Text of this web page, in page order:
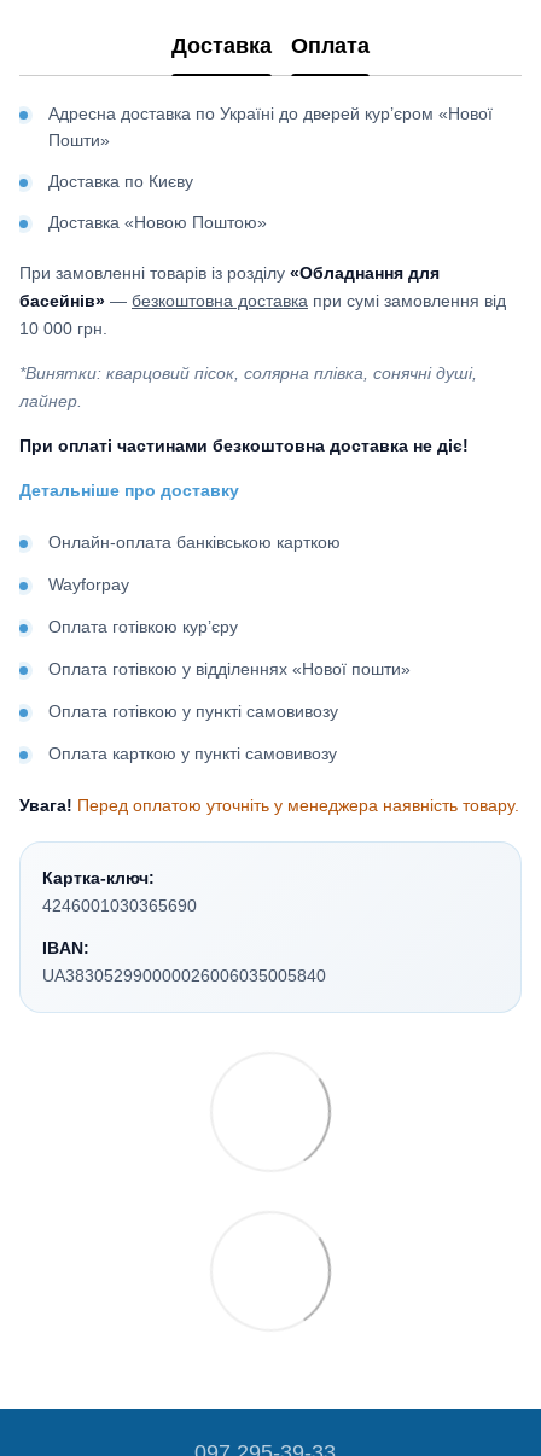
Доставка Оплата
Адресна доставка по Україні до дверей кур’єром «Нової
Пошти»
Доставка по Києву
Доставка «Новою Поштою»
При замовленні товарів із розділу «Обладнання для
басейнів» — безкоштовна доставка при сумі замовлення від
10 000 грн.
*Винятки: кварцовий пісок, солярна плівка, сонячні душі,
лайнер.
При оплаті частинами безкоштовна доставка не діє!
Детальніше про доставку
Онлайн-оплата банківською карткою
Wayforpay
Оплата готівкою кур’єру
Оплата готівкою у відділеннях «Нової пошти»
Оплата готівкою у пункті самовивозу
Оплата карткою у пункті самовивозу
Увага! Перед оплатою уточніть у менеджера наявність товару.
Картка-ключ:
4246001030365690
IBAN:
UA383052990000026006035005840